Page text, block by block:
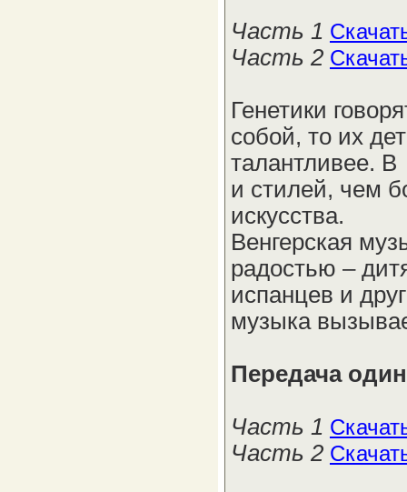
Часть 1
Часть 2
Генетики
собой, то их
талантливее.
и стилей, чем
искусства.
Венгерская
радостью –
испанцев и
музыка
Передача
Часть 1
Часть 2